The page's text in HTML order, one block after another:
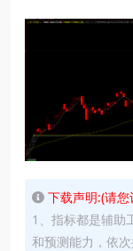
下载声明:(请
1、指标都是辅助
和预测能力，依